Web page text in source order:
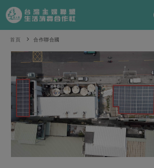
產品分類
當季蔬果
一籃菜 當令水果
芽苗類 蕈菇類
辛香料類
奶蛋豆・五穀
蛋 乳製品
食譜料理
食材
米食
麵食
肉食
海鮮
特別企畫
預購活動
把最好的台灣味帶回家！
防災用品預購圓滿結束
綠主張
觀點文章
主婦食堂 一籃菜真心話
關於合作社
首頁 合作聯合國